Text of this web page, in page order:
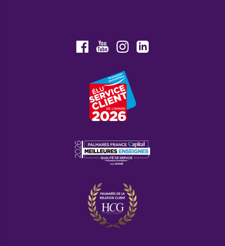
FacebookYoutubeInstagram